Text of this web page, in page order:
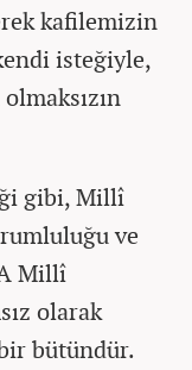
kafilemizin
isteğiyle,
gibi, Millî
ve
Millî
olarak
bütündür.